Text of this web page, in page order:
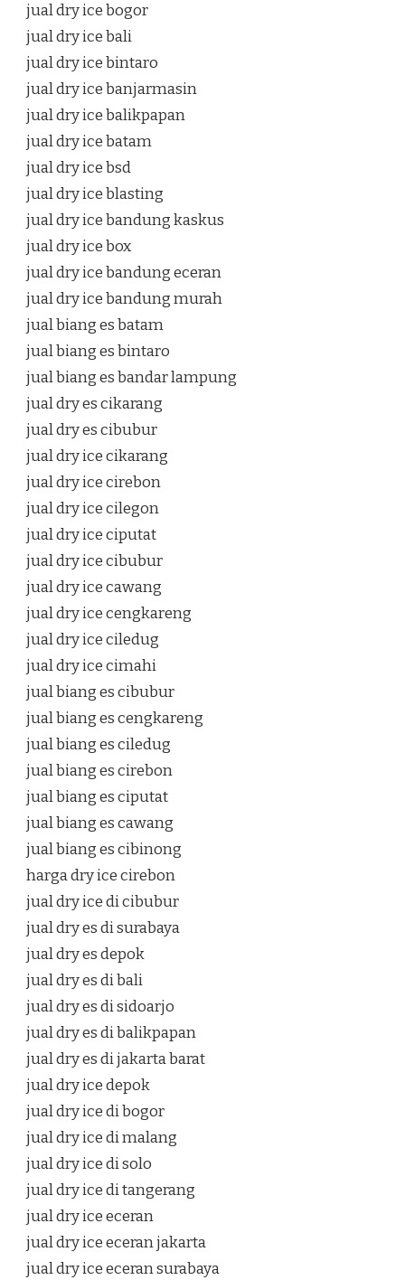
jual dry ice bogor
jual dry ice bali
jual dry ice bintaro
jual dry ice banjarmasin
jual dry ice balikpapan
jual dry ice batam
jual dry ice bsd
jual dry ice blasting
jual dry ice bandung kaskus
jual dry ice box
jual dry ice bandung eceran
jual dry ice bandung murah
jual biang es batam
jual biang es bintaro
jual biang es bandar lampung
jual dry es cikarang
jual dry es cibubur
jual dry ice cikarang
jual dry ice cirebon
jual dry ice cilegon
jual dry ice ciputat
jual dry ice cibubur
jual dry ice cawang
jual dry ice cengkareng
jual dry ice ciledug
jual dry ice cimahi
jual biang es cibubur
jual biang es cengkareng
jual biang es ciledug
jual biang es cirebon
jual biang es ciputat
jual biang es cawang
jual biang es cibinong
harga dry ice cirebon
jual dry ice di cibubur
jual dry es di surabaya
jual dry es depok
jual dry es di bali
jual dry es di sidoarjo
jual dry es di balikpapan
jual dry es di jakarta barat
jual dry ice depok
jual dry ice di bogor
jual dry ice di malang
jual dry ice di solo
jual dry ice di tangerang
jual dry ice eceran
jual dry ice eceran jakarta
jual dry ice eceran surabaya